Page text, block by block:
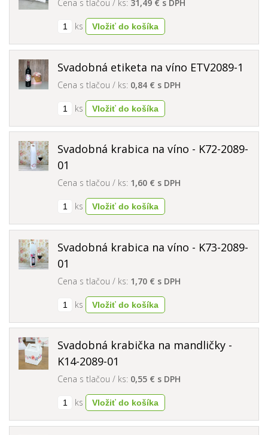
Cena s tlačou / ks: 31,49 € s DPH
ks
Svadobná etiketa na víno ETV2089-1
Cena s tlačou / ks: 0,84 € s DPH
ks
Svadobná krabica na víno - K72-2089-
01
Cena s tlačou / ks: 1,60 € s DPH
ks
Svadobná krabica na víno - K73-2089-
01
Cena s tlačou / ks: 1,70 € s DPH
ks
Svadobná krabička na mandličky -
K14-2089-01
Cena s tlačou / ks: 0,55 € s DPH
ks